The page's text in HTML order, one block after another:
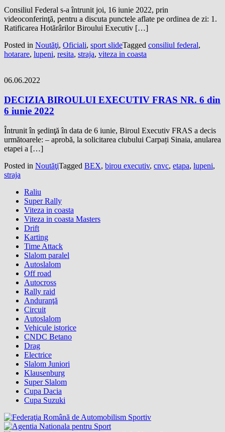
Consiliul Federal s-a întrunit joi, 16 iunie 2022, prin
videoconferinţă, pentru a discuta punctele aflate pe ordinea de zi: 1.
Ratificarea Hotărârilor Biroului Executiv […]
Posted in Noutăţi, Oficiali, sport slideTagged consiliul federal,
hotarare, lupeni, resita, straja, viteza in coasta
06.06.2022
DECIZIA BIROULUI EXECUTIV FRAS NR. 6 din
6 iunie 2022
Întrunit în şedinţă în data de 6 iunie, Biroul Executiv FRAS a decis
următoarele: – aprobă, la solicitarea clubului Carpați Sinaia, anularea
etapei a […]
Posted in NoutăţiTagged BEX, birou executiv, cnvc, etapa, lupeni,
straja
Raliu
Super Rally
Viteza in coasta
Viteza in coasta Masters
Drift
Karting
Time Attack
Slalom paralel
Autoslalom
Off road
Autocross
Rally raid
Anduranţă
Circuit
Autoslalom
Vehicule istorice
CNDC Betano
Drag
Electrice
Slalom Juniori
Klausenburg
Super Slalom
Cupa Dacia
Cupa Suzuki